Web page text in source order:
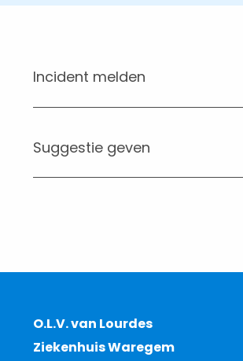
Incident melden
Suggestie geven
O.L.V. van Lourdes
Ziekenhuis Waregem